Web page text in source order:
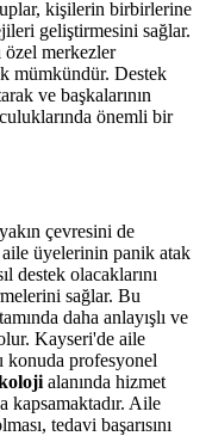
kişilerin birbirlerine
geliştirmesini sağlar.
özel merkezler
mümkündür. Destek
ve başkalarının
önemli bir
çevresini de
aile üyelerinin panik atak
destek olacaklarını
sağlar. Bu
daha anlayışlı ve
Kayseri'de aile
konuda profesyonel
alanında hizmet
kapsamaktadır. Aile
tedavi başarısını